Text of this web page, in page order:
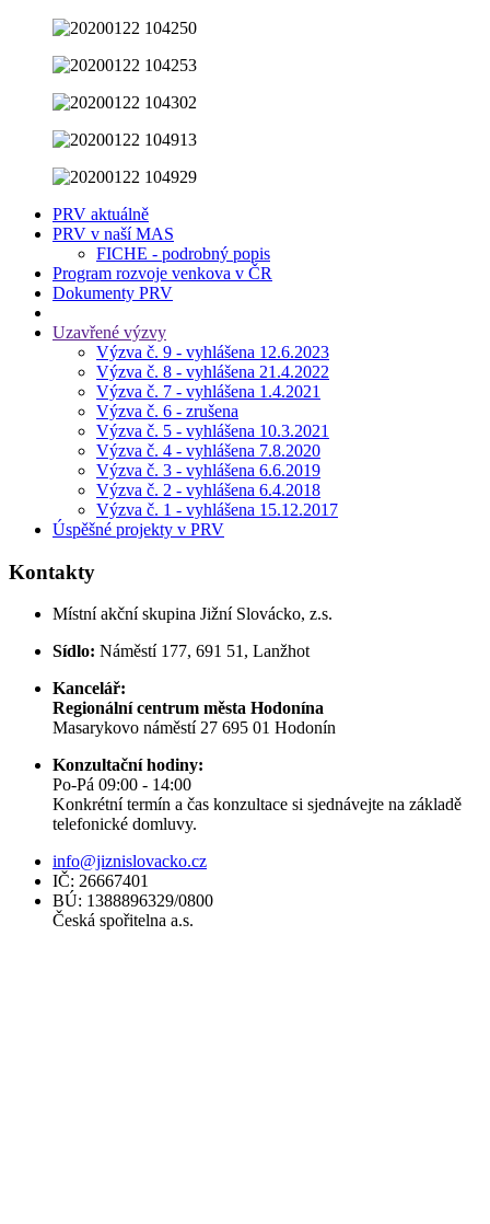
PRV aktuálně
PRV v naší MAS
FICHE - podrobný popis
Program rozvoje venkova v ČR
Dokumenty PRV
Uzavřené výzvy
Výzva č. 9 - vyhlášena 12.6.2023
Výzva č. 8 - vyhlášena 21.4.2022
Výzva č. 7 - vyhlášena 1.4.2021
Výzva č. 6 - zrušena
Výzva č. 5 - vyhlášena 10.3.2021
Výzva č. 4 - vyhlášena 7.8.2020
Výzva č. 3 - vyhlášena 6.6.2019
Výzva č. 2 - vyhlášena 6.4.2018
Výzva č. 1 - vyhlášena 15.12.2017
Úspěšné projekty v PRV
Kontakty
Místní akční skupina Jižní Slovácko, z.s.
Sídlo: Náměstí 177, 691 51, Lanžhot
Kancelář:
Regionální centrum města Hodonína
Masarykovo náměstí 27 695 01 Hodonín
Konzultační hodiny:
Po-Pá 09:00 - 14:00
Konkrétní termín a čas konzultace si sjednávejte na základě
telefonické domluvy.
info@jiznislovacko.cz
IČ: 26667401
BÚ: 1388896329/0800
Česká spořitelna a.s.